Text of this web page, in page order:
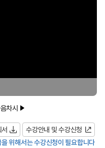
차시
수강안내 및 수강신청
위해서는 수강신청이 필요합니다